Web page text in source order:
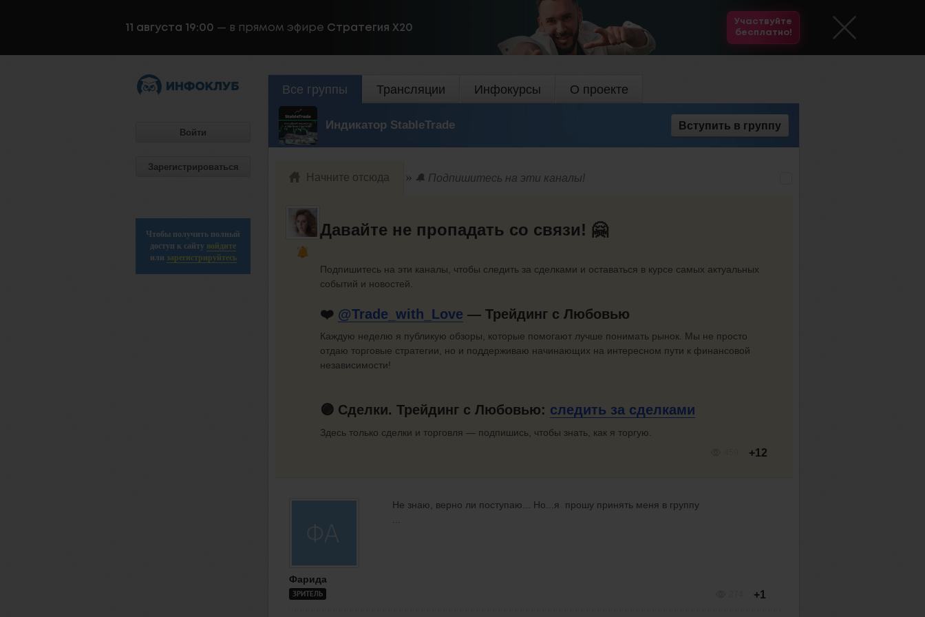
11 августа 19:00 — в прямом эфире Стратегия Х20
Участвуйте
бесплатно!
Войти
Зарегистрироваться
Чтобы получить полный
доступ к сайту войдите
или зарегистрируйтесь
Все группы Трансляции Инфокурсы О проекте
Индикатор StableTrade Вступить в группу
Начните отсюда 🔔 Подпишитесь на эти каналы!
Давайте не пропадать со связи! 🤗
Подпишитесь на эти каналы, чтобы следить за сделками и оставаться в курсе самых актуальных
событий и новостей.
❤️ @Trade_with_Love — Трейдинг с Любовью
Каждую неделю я публикую обзоры, которые помогают лучше понимать рынок. Мы не просто
отдаю торговые стратегии, но и поддерживаю начинающих на интересном пути к финансовой
независимости!
🟣 Сделки. Трейдинг с Любовью: следить за сделками
Здесь только сделки и торговля — подпишись, чтобы знать, как я торгую.
+12
Фарида
ЗРИТЕЛЬ
Не знаю, верно ли поступаю... Но...я прошу принять меня в группу
+1